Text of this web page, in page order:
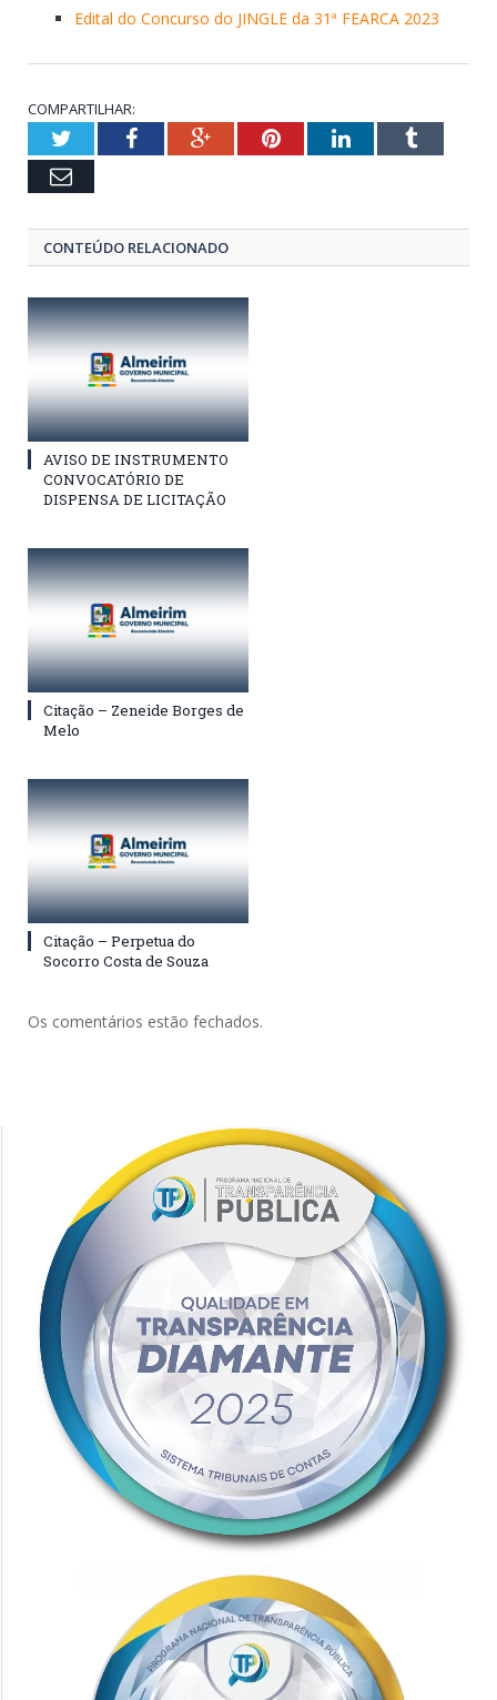
Edital do Concurso do JINGLE da 31ª FEARCA 2023
COMPARTILHAR:
TwitterFacebookGoogle+PinterestLinkedInTumblr
Email
CONTEÚDO RELACIONADO
AVISO DE INSTRUMENTO
CONVOCATÓRIO DE
DISPENSA DE LICITAÇÃO
Citação – Zeneide Borges de
Melo
Citação – Perpetua do
Socorro Costa de Souza
Os comentários estão fechados.